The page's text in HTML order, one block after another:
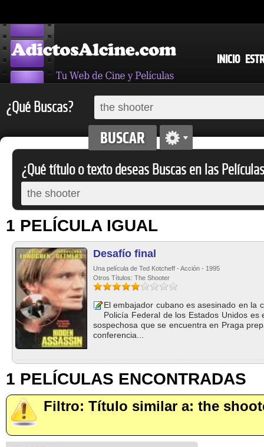
INICIO
¿Qué Buscas?
¿Qué título o texto deseas Buscas en las
1 PELÍCULA IGUAL
Desafío final
Una película de Ted Kotcheff - Acción - 1995
Otros Títulos: The Shooter
El embajador cubano es asesinado en la
Policía Federal de los Estados Unidos
sospechosa que se encuentra en Praga
conferencia...
1 PELÍCULAS ENCONTRADAS
Filtro: Título similar a: the